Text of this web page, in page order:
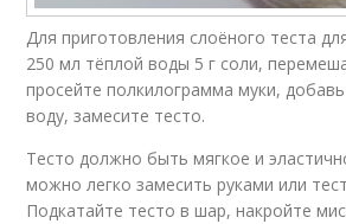
Для приготовления слоёного теста
250 мл тёплой воды 5 г соли,
просейте полкилограмма муки,
воду, замесите тесто.
Тесто должно быть мягкое и
можно легко замесить руками или
Подкатайте тесто в шар, накройте